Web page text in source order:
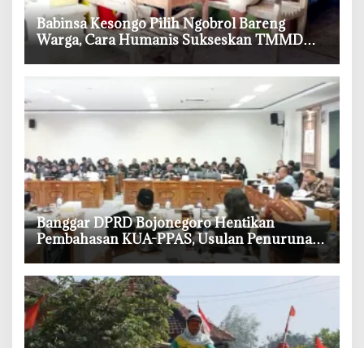
‎Babinsa Kesongo Pilih Ngobrol Bareng
Warga, Cara Humanis Sukseskan TMMD
‎Banggar DPRD Bojonegoro Hentikan
Pembahasan KUA-PPAS, Usulan Penurunan
PAD Tuai Penolakan